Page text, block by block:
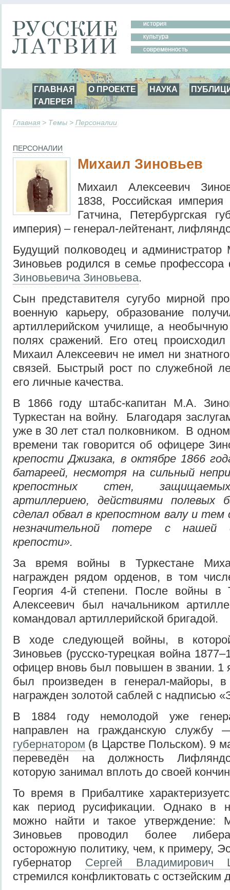
ГЛАВНАЯ О ПРОЕКТЕ НАУКА
ГАЛЕРЕЯ
Главная > Темы > Персоналии
ПЕРСОНАЛИИ
Михаил Зиновьев
Михаил Алексеевич
1838, Российская
Гатчина, Петербургская
империя) – генерал-лейтенант,
Будущий полководец и администратор
Зиновьев родился в семье
Зиновьевича Зиновьева.
Сын представителя сугубо мирной
военную карьеру, образование
артиллерийском училище, а
полях сражений. Его отец
Михаил Алексеевич не имел ни
связей. Быстрый рост по служебной
его личные качества.
В 1866 году штабс-капитан М.А.
Туркестан на войну. Благодаря
уже в 30 лет стал полковником. В одном
времени так говорится об офицере
крепости Джизака, в октябре 1866
батареей, несмотря на сильный
крепостных стен,
артиллериею, действиями полевых
сделал обвал в крепостном валу и тем
незначительной потере с нашей
крепости».
За время войны в Туркестане
награжден рядом орденов, в том
Георгия 4-й степени. После войны в
Алексеевич был начальником
командовал артиллерийской бригадой.
В ходе следующей войны, в
Зиновьев (русско-турецкая война
офицер вновь был повышен в звании. 1
был произведен в генерал-майоры,
награжден золотой саблей с надписью
В 1884 году немолодой уже
направлен на гражданскую
губернатором (в Царстве Польском). 9
переведён на должность
которую занимал вплоть до своей
То время в Прибалтике
как период русификации. Однако в
можно найти и такое утверждение:
Зиновьев проводил более
осторожную политику, чем, к примеру,
губернатор Сергей Владимирович
стремился конфликтовать с остзейским